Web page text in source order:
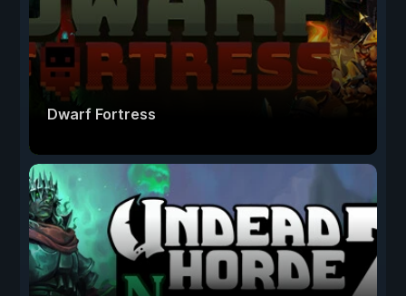
Dwarf Fortress